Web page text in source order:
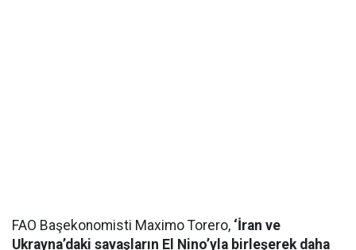
FAO Başekonomisti Maximo Torero, ‘İran ve
Ukrayna’daki savaşların El Nino’yla birleşerek daha